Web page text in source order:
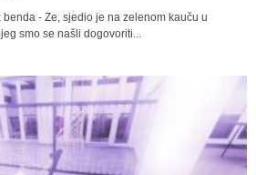
- Ze, sjedio je na zelenom kauču u
smo se našli dogovoriti...